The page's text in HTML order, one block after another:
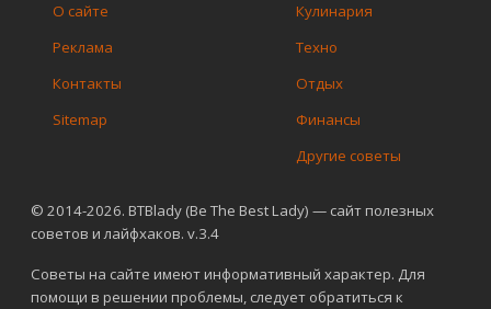
© 2014-2026. BTBlady (Be The Best Lady) — сайт полезных
советов и лайфхаков. v.3.4
Советы на сайте имеют информативный характер. Для
помощи в решении проблемы, следует обратиться к
О сайте
Реклама
Контакты
Sitemap
Кулинария
Техно
Отдых
Финансы
Другие советы